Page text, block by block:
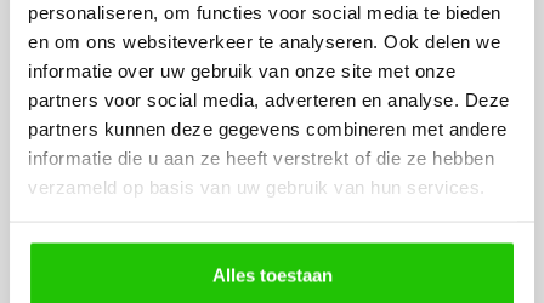
personaliseren, om functies voor social media te bieden
en om ons websiteverkeer te analyseren. Ook delen we
informatie over uw gebruik van onze site met onze
partners voor social media, adverteren en analyse. Deze
partners kunnen deze gegevens combineren met andere
informatie die u aan ze heeft verstrekt of die ze hebben
verzameld op basis van uw gebruik van hun services.
Alles toestaan
Voor 14:00 besteld, vandaag verstuurd!
Gratis verzending in NL vanaf €50,-
4 jaar garantie op LED
LED-dimmer voor Fase aan en afsnijding Dimbare
LED lampen 3W - 225WGloeilamp / Halogeen 10W